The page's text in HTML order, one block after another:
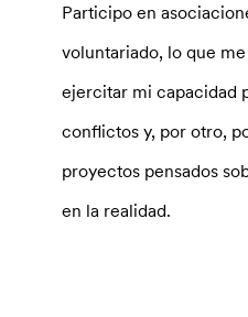
Participo en
voluntariado, lo que
ejercitar mi capacidad
conflictos y, por otro,
proyectos pensados
en la realidad.